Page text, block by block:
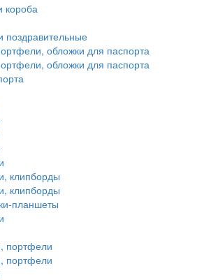
короба
поздравительные
обложки для паспорта
обложки для паспорта
клипборды
клипборды
планшеты
портфели
портфели